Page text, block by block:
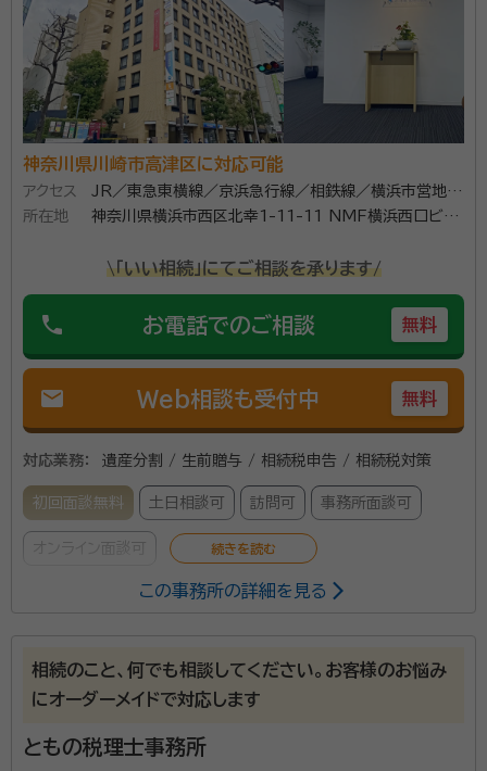
割協議書」の作成や相続登記などの手続きも、他士業と
のネットワークですべて解決します。 どうぞお気軽にご
連絡お待ちしております。
神奈川県川崎市高津区に対応可能
アクセス
JR／東急東横線／京浜急行線／相鉄線／横浜市営地下
鉄線・横浜駅 徒歩5分
所在地
神奈川県横浜市西区北幸1-11-11 NMF横浜西口ビル
\「いい相続」にてご相談を承ります/
phone お電話でのご相談 無料
mail Web相談も受付中 無料
対応業務： 遺産分割 / 生前贈与 / 相続税申告 / 相続税対策
初回面談無料 土日相談可 訪問可 事務所面談可
6,072件。2013年から累計で26,000件以上の相続
税申告をお手伝いしています。 初めての相続で不安を
感じている方でも安心して相談できるよう、親身なサポ
ートを心がけ、一人ひとり適切なサービスを提供するた
この事務所の詳細を見る
相続のこと、何でも相談してください。お客様のお悩み
にオーダーメイドで対応します
ともの税理士事務所